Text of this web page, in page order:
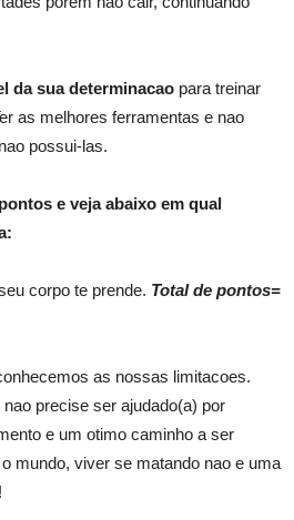
da sua determinacao para treinar
as melhores ferramentas e nao
possui-las.
e veja abaixo em qual
corpo te prende. Total de pontos=
as nossas limitacoes.
precise ser ajudado(a) por
e um otimo caminho a ser
mundo, viver se matando nao e uma